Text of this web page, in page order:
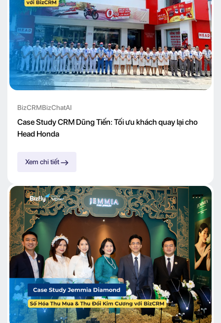
BizCRMBizChatAI
Case Study CRM Dũng Tiến: Tối ưu khách quay lại cho
Head Honda
Xem chi tiết